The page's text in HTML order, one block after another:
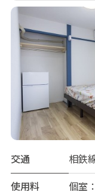
交通
相鉄
使用料
個室